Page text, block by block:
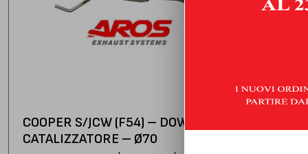
COOPER S/JCW (F54) – DOWNPIPE CON
CATALIZZATORE – Ø70